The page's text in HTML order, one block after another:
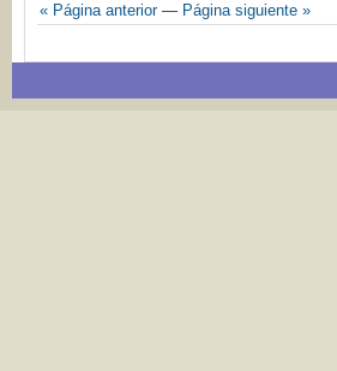
« Página anterior— Página siguiente »